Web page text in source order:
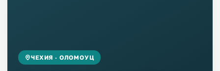
ЧЕХИЯ · ОЛОМОУЦ